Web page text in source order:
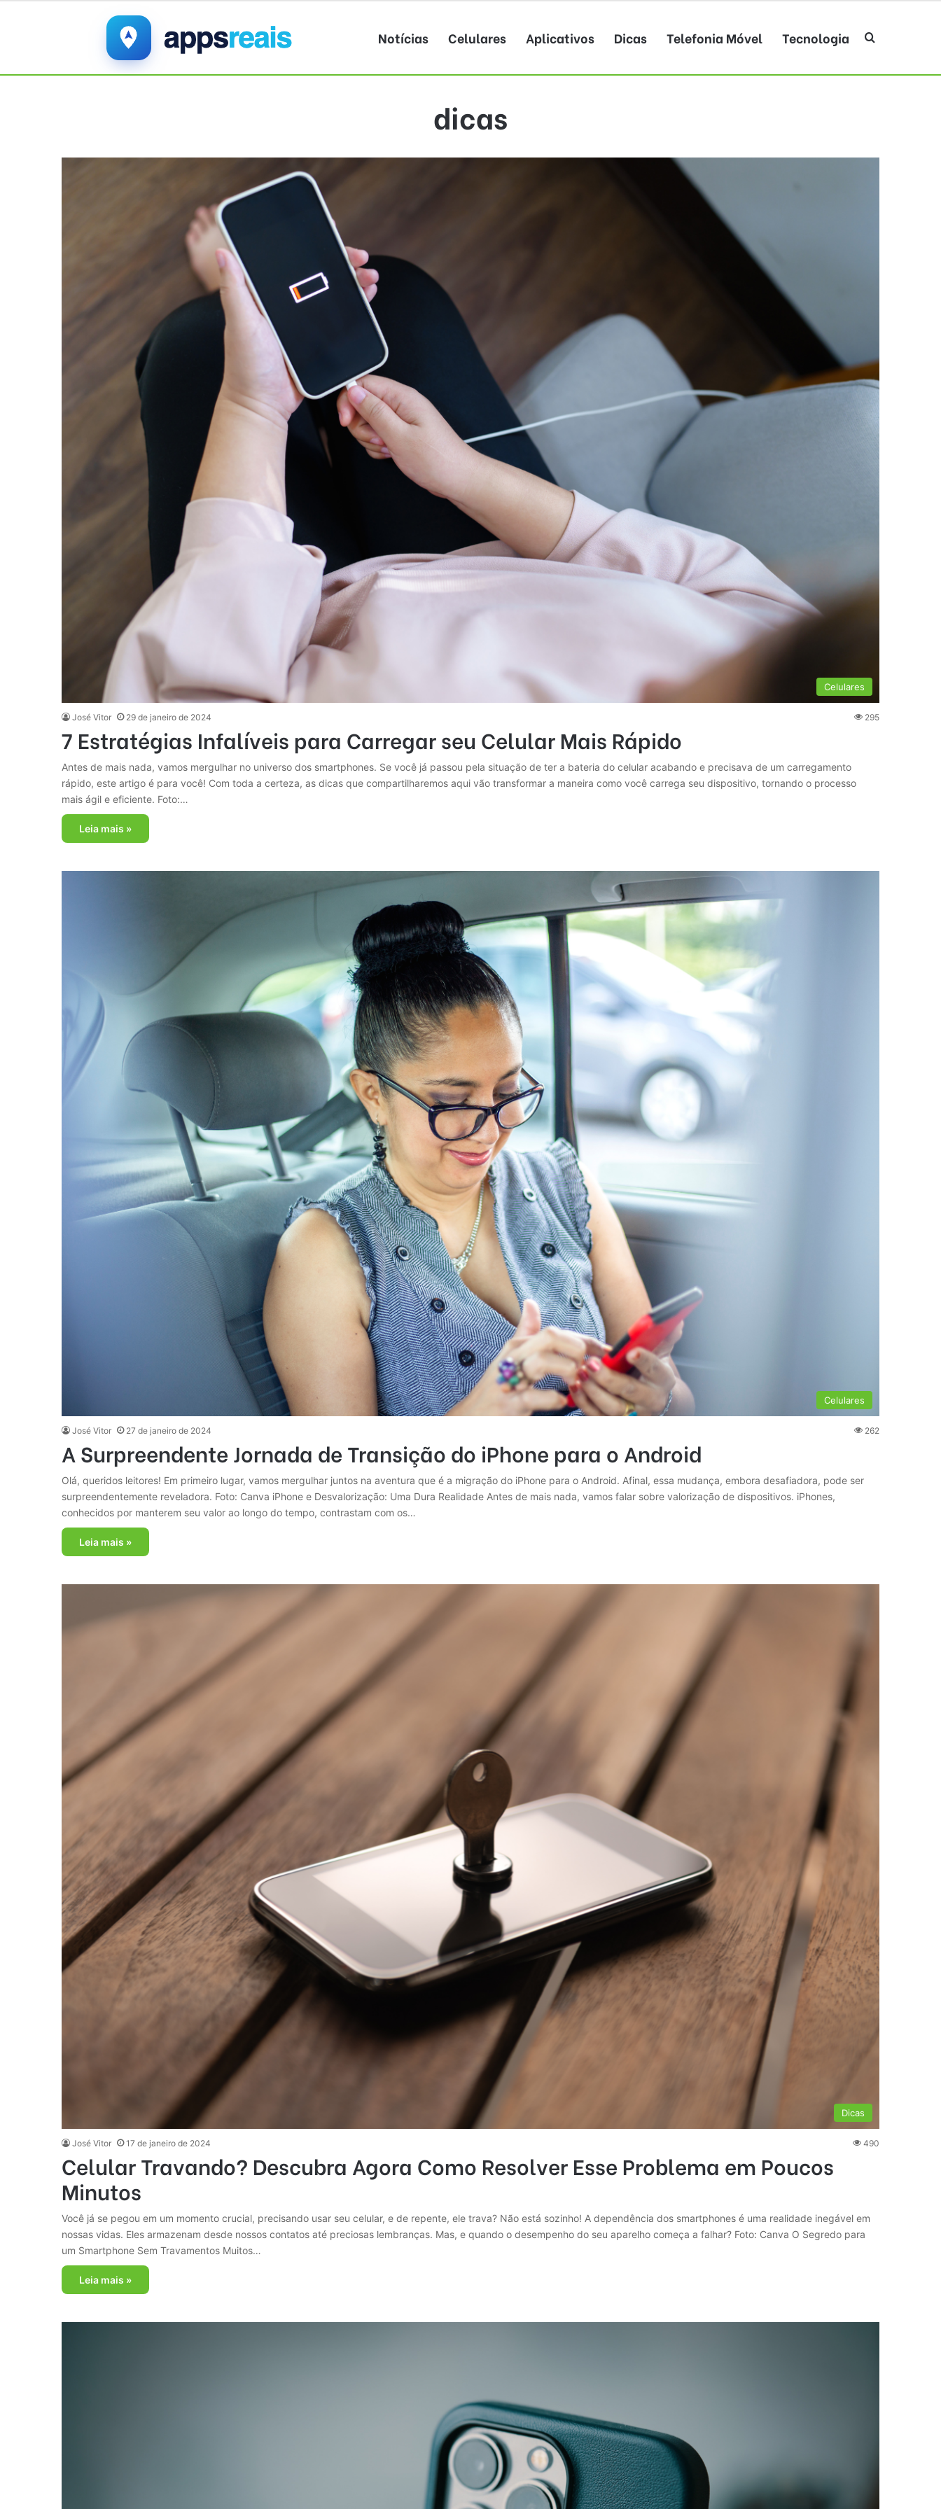
Notícias Celulares Aplicativos Dicas Telefonia Móvel Tecnologia Procurar por
dicas
Celulares
José Vitor 29 de janeiro de 2024 295
7 Estratégias Infalíveis para Carregar seu Celular Mais Rápido
Antes de mais nada, vamos mergulhar no universo dos smartphones. Se você já passou pela situação de ter a bateria do celular acabando e precisava de um carregamento
rápido, este artigo é para você! Com toda a certeza, as dicas que compartilharemos aqui vão transformar a maneira como você carrega seu dispositivo, tornando o processo
mais ágil e eficiente. Foto:…
Leia mais »
Celulares
José Vitor 27 de janeiro de 2024 262
A Surpreendente Jornada de Transição do iPhone para o Android
Olá, queridos leitores! Em primeiro lugar, vamos mergulhar juntos na aventura que é a migração do iPhone para o Android. Afinal, essa mudança, embora desafiadora, pode ser
surpreendentemente reveladora. Foto: Canva iPhone e Desvalorização: Uma Dura Realidade Antes de mais nada, vamos falar sobre valorização de dispositivos. iPhones,
conhecidos por manterem seu valor ao longo do tempo, contrastam com os…
Leia mais »
Dicas
José Vitor 17 de janeiro de 2024 490
Celular Travando? Descubra Agora Como Resolver Esse Problema em Poucos
Minutos
Você já se pegou em um momento crucial, precisando usar seu celular, e de repente, ele trava? Não está sozinho! A dependência dos smartphones é uma realidade inegável em
nossas vidas. Eles armazenam desde nossos contatos até preciosas lembranças. Mas, e quando o desempenho do seu aparelho começa a falhar? Foto: Canva O Segredo para
um Smartphone Sem Travamentos Muitos…
Leia mais »